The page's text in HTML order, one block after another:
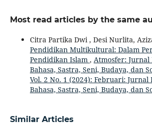
Most read articles by the same
Citra Partika Dwi , Desi Nurlita,
Pendidikan Multikultural: Dalam
Pendidikan Islam , Atmosfer: Jurnal
Bahasa, Sastra, Seni, Budaya, dan
Vol. 2 No. 1 (2024): Februari: Jurnal
Bahasa, Sastra, Seni, Budaya, dan
Similar Articles